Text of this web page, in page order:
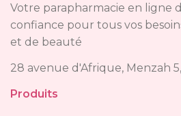
Votre parapharmacie en ligne
confiance pour tous vos
et de beauté
28 avenue d'Afrique, Menzah
Produits